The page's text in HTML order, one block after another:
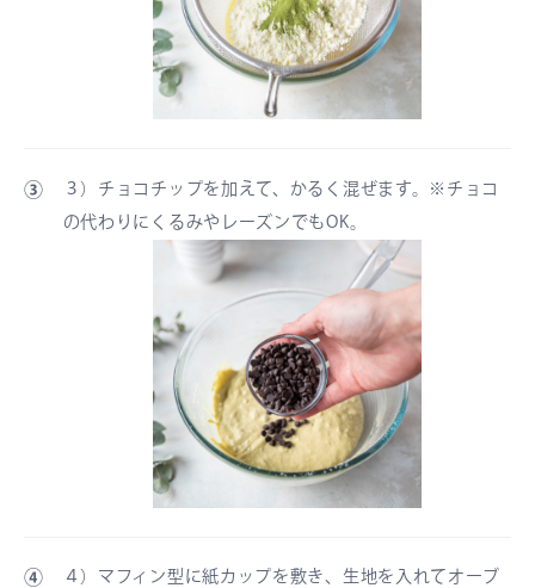
③
３）チョコチップを加えて、かるく混ぜます。※チョコ
の代わりにくるみやレーズンでもOK。
④ ４）マフィン型に紙カップを敷き、生地を入れてオーブ